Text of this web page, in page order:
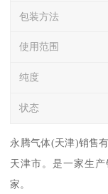
包装方法
使用范围
纯度
状态
永腾气体(天津)销售
天津市。是一家生
家。